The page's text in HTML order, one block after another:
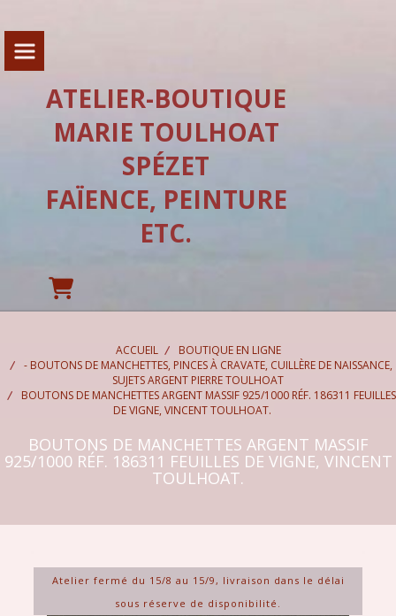
ATELIER-BOUTIQUE
MARIE TOULHOAT
SPÉZET
FAÏENCE, PEINTURE
ETC.
ACCUEIL
BOUTIQUE EN LIGNE
- BOUTONS DE MANCHETTES, PINCES À CRAVATE, CUILLÈRE DE NAISSANCE,
SUJETS ARGENT PIERRE TOULHOAT
BOUTONS DE MANCHETTES ARGENT MASSIF 925/1000 RÉF. 186311 FEUILLES
DE VIGNE, VINCENT TOULHOAT.
BOUTONS DE MANCHETTES ARGENT MASSIF
925/1000 RÉF. 186311 FEUILLES DE VIGNE, VINCENT
TOULHOAT.
Atelier fermé du 15/8 au 15/9, livraison dans le délai
sous réserve de disponibilité.